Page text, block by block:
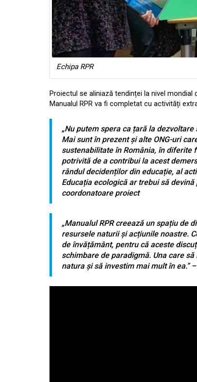
Echipa RPR
Proiectul se aliniază tendinței la nivel
Manualul RPR va fi completat cu activități
„Nu putem spera ca țară la
Mai sunt în prezent și alte ONG-uri
sustenabilitate în România, în diferite
potrivită de a contribui la acest
rândul decidenților din educație, al
Educația ecologică ar trebui să
coordonatoare proiect
„Manualul RPR creează un spațiu de
resursele naturii și acțiunile noastre.
de învățământ, pentru că aceste
schimbare de paradigmă. Una care
natura și să investim mai mult în ea.”